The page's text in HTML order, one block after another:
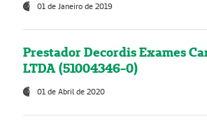
01 de Janeiro de 2019
Prestador Decordis Exames
LTDA (51004346-0)
01 de Abril de 2020